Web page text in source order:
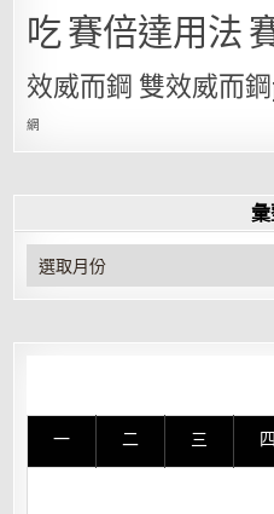
吃賽倍達用法
效威而鋼 雙效威而
網
彙
整
一 二 三 四